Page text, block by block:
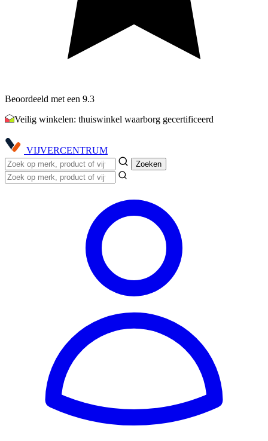
Beoordeeld met een 9.3
Veilig winkelen: thuiswinkel waarborg gecertificeerd
VIJVERCENTRUM
Zoeken